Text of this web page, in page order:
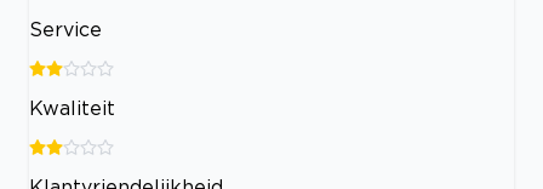
Service
Kwaliteit